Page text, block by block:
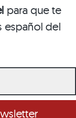
para que te
español del